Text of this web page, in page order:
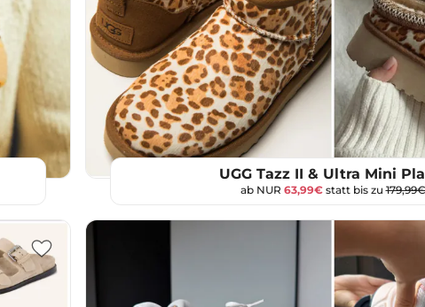
UGG Tazz II & Ultra Mini
ab NUR 63,99€statt bis zu179,99€